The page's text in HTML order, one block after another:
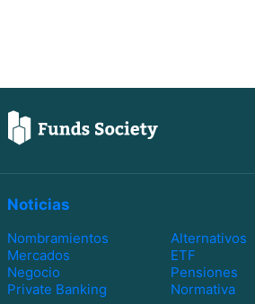
Noticias
Nombramientos
Alternativos
Mercados
ETF
Negocio
Pensiones
Private Banking
Normativa